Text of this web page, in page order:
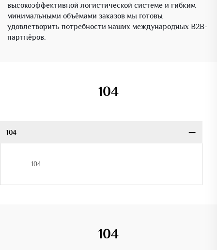
высокоэффективной логистической системе и гибким
минимальными объёмами заказов мы готовы
удовлетворить потребности наших международных B2B-
партнёров.
104
104
104
104